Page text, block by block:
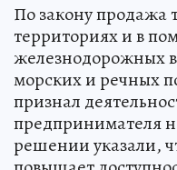
По закону продажа
территориях и в
железнодорожных
морских и речных
признал
предпринимателя
решении указали,